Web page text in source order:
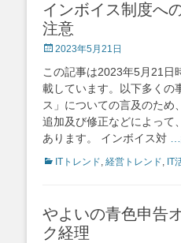
インボイス制度へ
注意
Posted
2023年5月21日
この記事は2023年5月21日
載しています。以下多くの
ス」についての言及のため
追加及び修正などによって
あります。 インボイス対
Categories
ITトレンド, 経営トレンド, IT
やよいの青色申告
ク経理